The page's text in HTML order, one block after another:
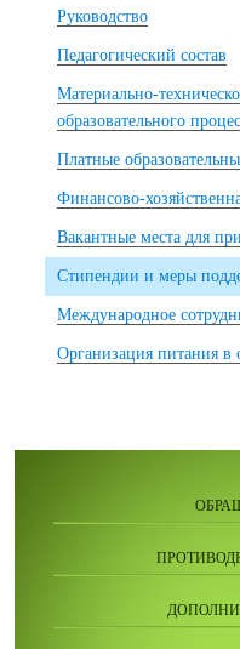
Руководство
Педагогический состав
Материально-
образовательного
Платные
Финансово-
Вакантные места для
Стипендии и меры
Международное
Организация питания в